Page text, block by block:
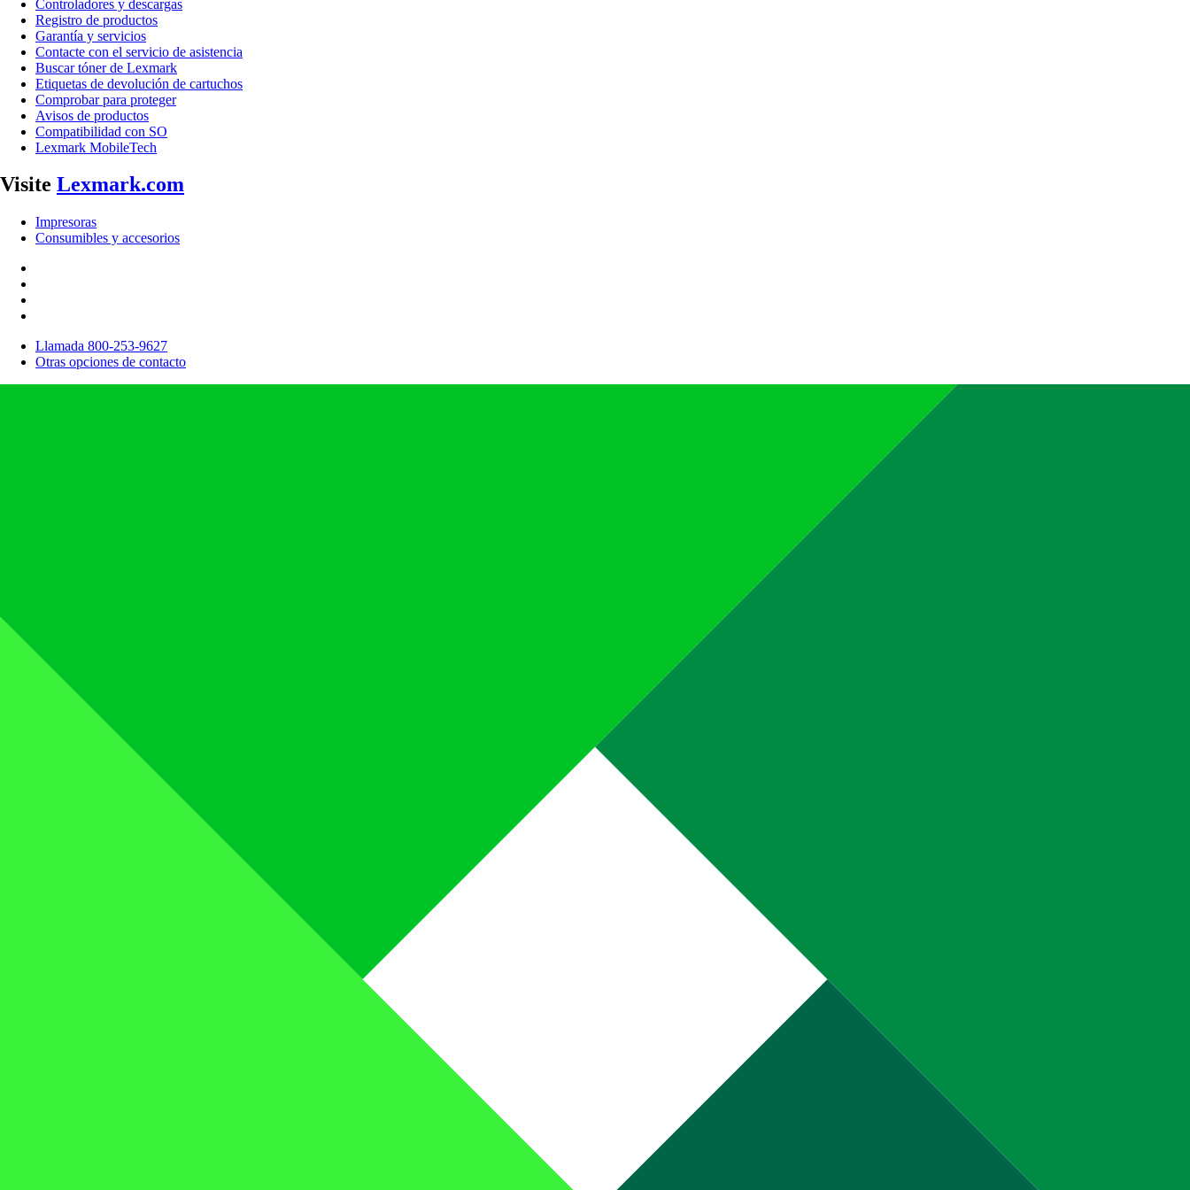
Controladores y descargas
Registro de productos
Garantía y servicios
Contacte con el servicio de asistencia
Buscar tóner de Lexmark
Etiquetas de devolución de cartuchos
Comprobar para proteger
Avisos de productos
Compatibilidad con SO
Lexmark MobileTech
Visite Lexmark.com
Impresoras
Consumibles y accesorios
Llamada 800-253-9627
Otras opciones de contacto